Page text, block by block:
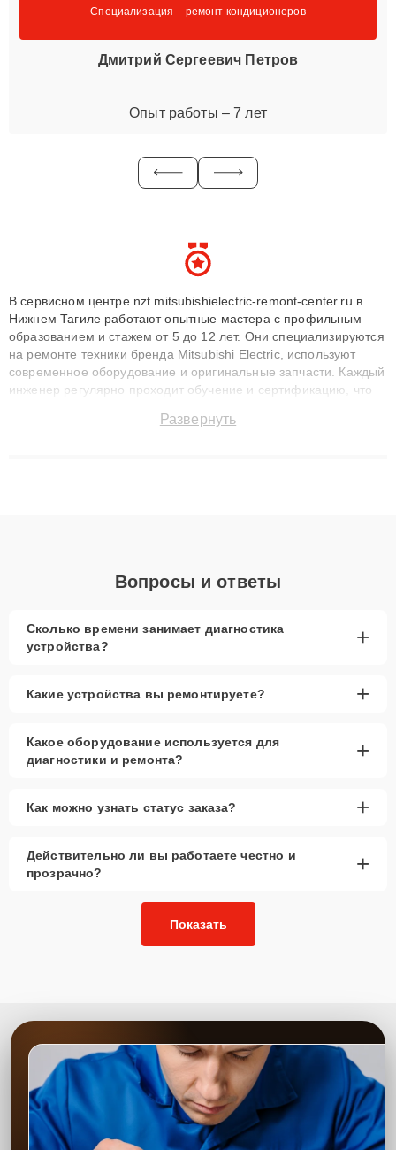
Специализация – ремонт кондиционеров
Дмитрий Сергеевич Петров
Опыт работы – 7 лет
В сервисном центре nzt.mitsubishielectric-remont-center.ru в
Нижнем Тагиле работают опытные мастера с профильным
образованием и стажем от 5 до 12 лет. Они специализируются
на ремонте техники бренда Mitsubishi Electric, используют
современное оборудование и оригинальные запчасти. Каждый
инженер регулярно проходит обучение и сертификацию, что
восстанавливать технику с сохранением гарантии до 3 лет.
Развернуть
Вопросы и ответы
Сколько времени занимает диагностика
устройства?
+
Какие устройства вы ремонтируете? +
Какое оборудование используется для
диагностики и ремонта?
+
Как можно узнать статус заказа? +
Действительно ли вы работаете честно и
прозрачно?
+
Показать